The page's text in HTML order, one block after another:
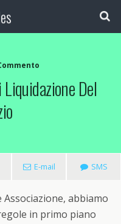
Del
E-mail SMS
abbiamo
in primo piano